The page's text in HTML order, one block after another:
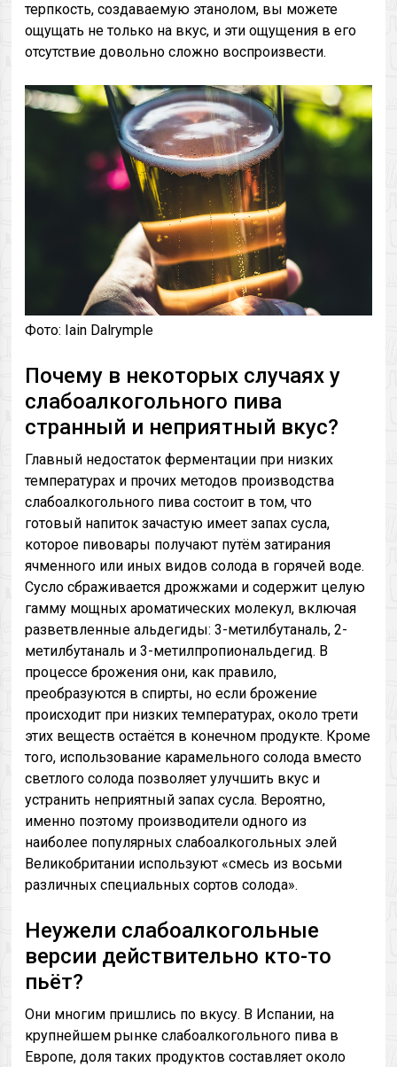
терпкость, создаваемую этанолом, вы можете
ощущать не только на вкус, и эти ощущения в его
отсутствие довольно сложно воспроизвести.
Фото: Iain Dalrymple
Почему в некоторых случаях у
слабоалкогольного пива
странный и неприятный вкус?
Главный недостаток ферментации при низких
температурах и прочих методов производства
слабоалкогольного пива состоит в том, что
готовый напиток зачастую имеет запах сусла,
которое пивовары получают путём затирания
ячменного или иных видов солода в горячей воде.
Сусло сбраживается дрожжами и содержит целую
гамму мощных ароматических молекул, включая
разветвленные альдегиды: 3-метилбутаналь, 2-
метилбутаналь и 3-метилпропиональдегид. В
процессе брожения они, как правило,
преобразуются в спирты, но если брожение
происходит при низких температурах, около трети
этих веществ остаётся в конечном продукте. Кроме
того, использование карамельного солода вместо
светлого солода позволяет улучшить вкус и
устранить неприятный запах сусла. Вероятно,
именно поэтому производители одного из
наиболее популярных слабоалкогольных элей
Великобритании используют «смесь из восьми
различных специальных сортов солода».
Неужели слабоалкогольные
версии действительно кто-то
пьёт?
Они многим пришлись по вкусу. В Испании, на
крупнейшем рынке слабоалкогольного пива в
Европе, доля таких продуктов составляет около